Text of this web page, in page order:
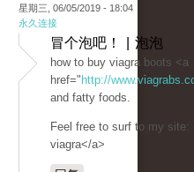
星期三, 06/05/2019 - 18:04
永久连接
冒个泡吧！ | 泡泡
how to buy viagra boots <a
href=" http://
and fatty foods.
Feel free to surf to my site:
viagra</a>